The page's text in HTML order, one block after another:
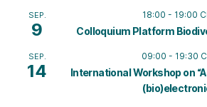
SEP.
9
18:00 - 19:00
Colloquium Platform
SEP.
14
09:00 - 19:30
International Workshop on